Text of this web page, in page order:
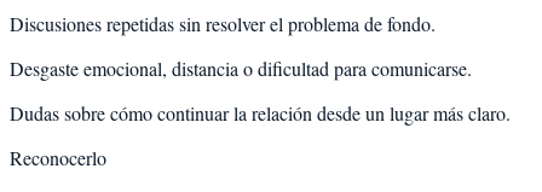
Discusiones repetidas sin resolver el problema de fondo.
Desgaste emocional, distancia o dificultad para comunicarse.
Dudas sobre cómo continuar la relación desde un lugar más claro.
Reconocerlo